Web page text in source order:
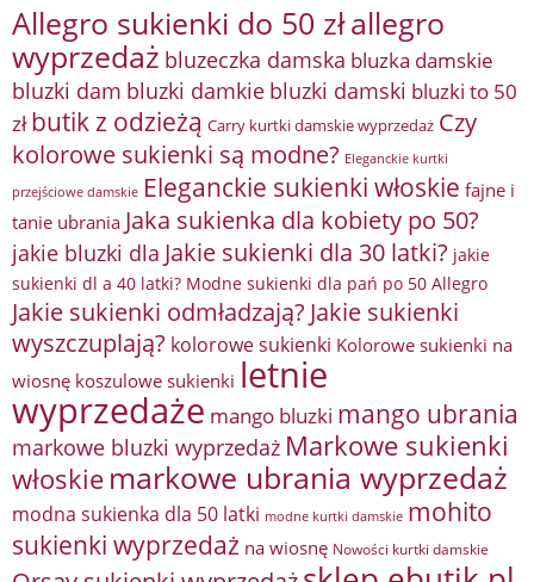
Allegro sukienki do 50 złallegro
wyprzedaż bluzeczka damska bluzka damskie
bluzki dam bluzki damkie bluzki damski bluzki to 50
zł butik z odzieżą Carry kurtki damskie wyprzedaż Czy
kolorowe sukienki są modne? Eleganckie kurtki
przejściowe damskie Eleganckie sukienki włoskie fajne i
tanie ubrania Jaka sukienka dla kobiety po 50?
jakie bluzki dla Jakie sukienki dla 30 latki? jakie
sukienki dl a 40 latki? Modne sukienki dla pań po 50 Allegro
Jakie sukienki odmładzają? Jakie sukienki
wyszczuplają? kolorowe sukienki Kolorowe sukienki na
wiosnę koszulowe sukienki letnie
wyprzedaże mango bluzki mango ubrania
markowe bluzki wyprzedaż Markowe sukienki
włoskie markowe ubrania wyprzedaż
modna sukienka dla 50 latki modne kurtki damskie mohito
sukienki wyprzedaż na wiosnę Nowości kurtki damskie